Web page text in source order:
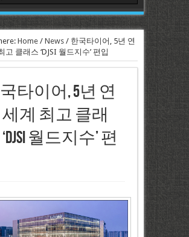
Home/ News/ 한국타이어, 5년 연
고 클래스 ‘DJSI 월드지수’ 편입
타이어, 5년 연
세계 최고 클래
월드지수’ 편